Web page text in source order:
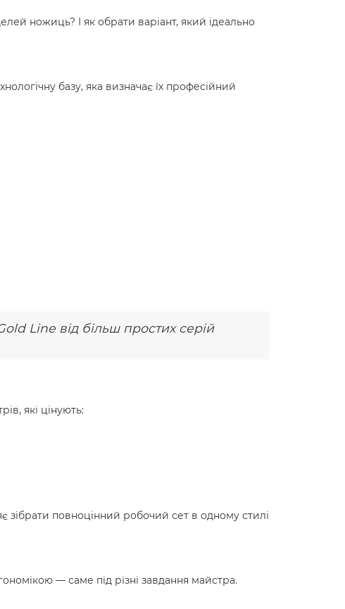
ножиць? І як обрати варіант, який ідеально
базу, яка визначає їх професійний
Line від більш простих серій
які цінують:
зібрати повноцінний робочий сет в одному стилі
— саме під різні завдання майстра.